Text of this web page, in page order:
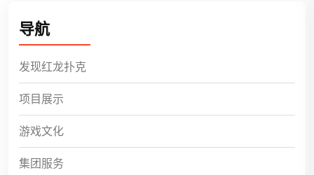
导航
发现红龙扑克
项目展示
游戏文化
集团服务